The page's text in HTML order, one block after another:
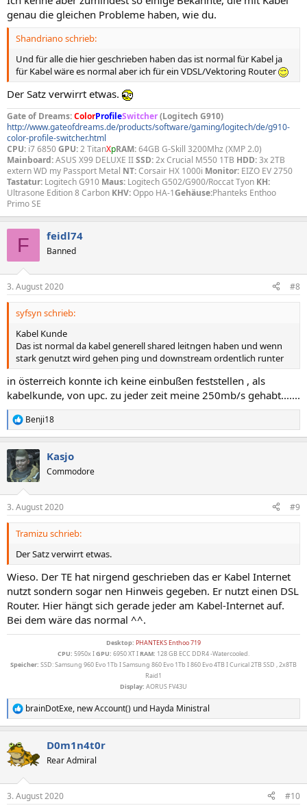
genau die gleichen Probleme haben, wie du.
Shandriano schrieb:
Und für alle die hier geschrieben haben das ist normal für Kabel ja
für Kabel wäre es normal aber ich für ein VDSL/Vektoring Router
Der Satz verwirrt etwas.
Gate of Dreams:ColorProfileSwitcher(Logitech G910)
http://www.gateofdreams.de/products/software/gaming/logitech/de/g910-
color-profile-switcher.html
CPU: i7 6850GPU:2 TitanXpRAM:64GB G-Skill 3200Mhz (XMP 2.0)
Mainboard:ASUS X99 DELUXE IISSD:2x Crucial M550 1TB HDD:3x 2TB
extern WD my Passport Metal NT:Corsair HX 1000i Monitor: EIZO EV 2750
Tastatur: Logitech G910 Maus: Logitech G502/G900/Roccat Tyon KH:
Ultrasone Edition 8 Carbon KHV:Oppo HA-1Gehäuse:Phanteks Enthoo
Primo SE
F feidl74
Banned
3. August 2020 #8
syfsyn schrieb:
Kabel Kunde
Das ist normal da kabel generell shared leitngen haben und wenn
stark genutzt wird gehen ping und downstream ordentlich runter
in österreich konnte ich keine einbußen feststellen , als
kabelkunde, von upc. zu jeder zeit meine 250mb/s gehabt.......
R
e
k
t
i
e
n
Benji18
Kasjo
Commodore
3. August 2020 #9
Tramizu schrieb:
Der Satz verwirrt etwas.
Wieso. Der TE hat nirgend geschrieben das er Kabel Internet
nutzt sondern sogar nen Hinweis gegeben. Er nutzt einen DSL
Router. Hier hängt sich gerade jeder am Kabel-Internet auf.
Bei dem wäre das normal ^^.
Desktop: PHANTEKS Enthoo 719
CPU: 5950x IGPU: 6950 XT I RAM: 128 GB ECC DDR4 -Watercooled.
Speicher: SSD: Samsung 960 Evo 1Tb I Samsung 860 Evo 1Tb I 860 Evo 4TB I Curical 2TB SSD , 2x8TB
Raid1
Display: AORUS FV43U
R
e
k
t
i
e
brainDotExe, new Account() und Hayda Ministral
D0m1n4t0r
Rear Admiral
3. August 2020 #10